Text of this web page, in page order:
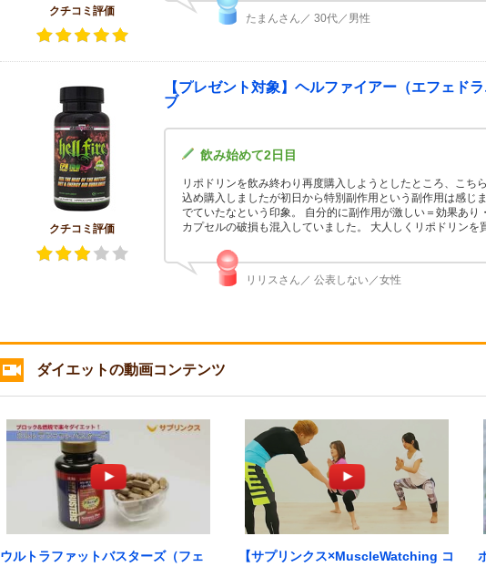
クチコミ評価
たまんさん／ 30代／男性
クチコミ評価
【プレゼント対象】ヘルファイアー（エフェド
ブ
飲み始めて2日目
リポドリンを飲み終わり再度購入しようとしたところ、こ
込め購入しましたが初日から特別副作用という副作用は感じ
でていたなという印象。 自分的に副作用が激しい＝効果あ
カプセルの破損も混入していました。 大人しくリポドリンを
リリスさん／ 公表しない／女性
ダイエットの動画コンテンツ
ウルトラファットバスターズ（フェ 【サプリンクス×MuscleWatching コ